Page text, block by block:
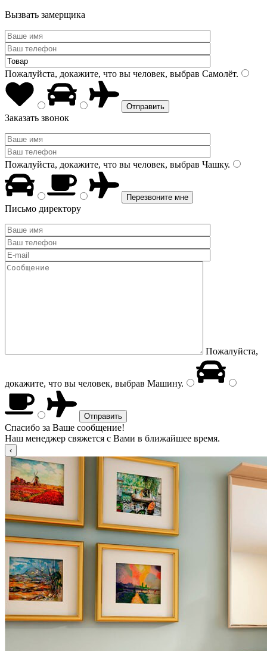
Вызвать замерщика
Пожалуйста, докажите, что вы человек, выбрав Самолёт.
Заказать звонок
Пожалуйста, докажите, что вы человек, выбрав Чашку.
Письмо директору
Пожалуйста,
докажите, что вы человек, выбрав Машину.
Спасибо за Ваше сообщение!
Наш менеджер свяжется с Вами в ближайшее время.